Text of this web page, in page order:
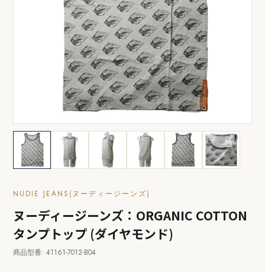
NUDIE JEANS(ヌーディージーンズ)
ヌーディージーンズ：ORGANIC COTTON
タンプトップ (ダイヤモンド)
商品型番: 41161-7012-B04